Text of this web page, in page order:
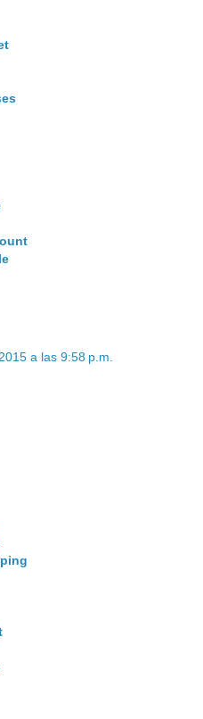
a las 9:58 p.m.